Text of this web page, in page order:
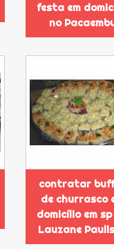
festa em
no
contratar
de churrasco
domicílio em sp
Lauzane